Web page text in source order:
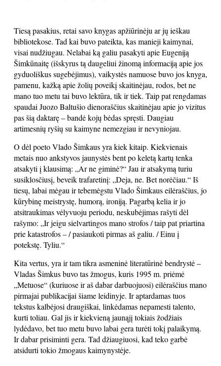
Tiesą pasakius, retai savo knygas apžiūrinėju ar jų ieškau
bibliotekose. Tad kai buvo pateikta, kas manieji kaimynai,
visai nudžiugau. Nelabai ką galiu pasakyti apie Eugeniją
Šimkūnaitę (išskyrus tą daugeliui žinomą informaciją apie jos
gyduoliškus sugebėjimus), vaikystės namuose buvo jos knyga,
pamenu, kažką apie žolių poveikį skaitinėjau, rodos, bet ne
mano tuo metu tai buvo lektūra, tik ir tiek. Taip pat rengdamas
spaudai Juozo Baltušio dienoraščius skaitinėjau apie jo vizitus
pas šią daktarę – bandė kojų bėdas spręsti. Daugiau
artimesnių ryšių su kaimyne nemezgiau ir nevyniojau.
O dėl poeto Vlado Šimkaus yra kiek kitaip. Kiekvienais
metais nuo ankstyvos jaunystės bent po keletą kartų tenka
atsakyti į klausimą: „Ar ne giminė?“ Jau ir atsakymą turiu
susiklosčiusį, beveik trafaretinį: „Deja, ne. Bet norėčiau.“ Iš
tiesų, labai mėgau ir tebemėgstu Vlado Šimkaus eilėraščius, jo
kūrybinę meistrystę, humorą, ironiją. Pagarbą kelia ir jo
atsitraukimas vėlyvuoju periodu, neskubėjimas rašyti dėl
rašymo: „Ir jeigu sielvartingos mano strofos / taip pat priartina
prie katastrofos – / pasiaukoti pirmas aš galiu. / Einu į
potekstę. Tyliu.“
Kita vertus, yra ir tam tikra asmeninė literatūrinė bendrystė –
Vladas Šimkus buvo tas žmogus, kuris 1995 m. priėmė
„Metuose“ (kuriuose ir aš dabar darbuojuosi) eilėraščius mano
pirmajai publikacijai šiame leidinyje. Ir aptardamas tuos
tekstus kalbėjosi draugiškai, linkėdamas nepamesti talento,
kurti toliau. Gal jis ir kiekvieną jaunąjį tokiais žodžiais
lydėdavo, bet tuo metu buvo labai gera turėti tokį palaikymą.
Ir dabar prisiminti gera. Tad džiaugiuosi, kad teko garbė
atsidurti tokio žmogaus kaimynystėje.